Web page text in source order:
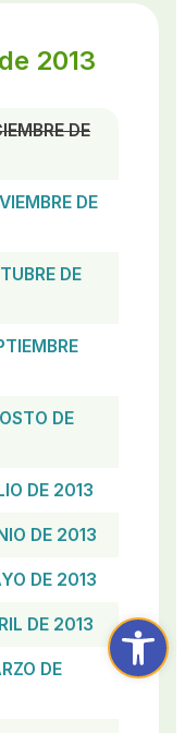
Abrir
2013
DE
DE
DE
DE
DE 2013
DE 2013
DE 2013
DE 2013
DE